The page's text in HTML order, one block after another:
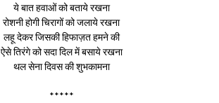
ये बात हवाओं को बताये रखना
रोशनी होगी चिरागों को जलाये रखना
लहू देकर जिसकी हिफाज़त हमने की
ऐसे तिरंगे को सदा दिल में बसाये रखना
थल सेना दिवस की शुभकामना
*****